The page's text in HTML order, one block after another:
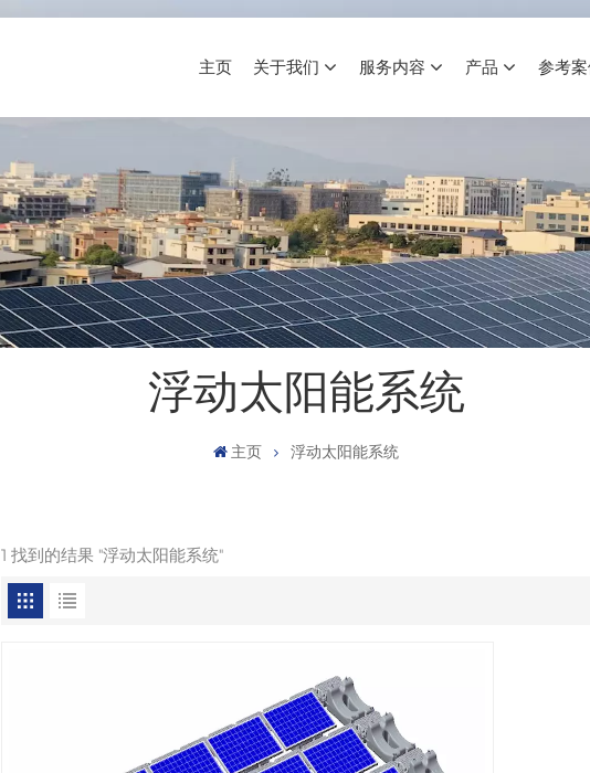
主页 关于我们 服务内容 产品 参考
浮动太阳能系统
主页 浮动太阳能系统
1 找到的结果 "浮动太阳能系统"